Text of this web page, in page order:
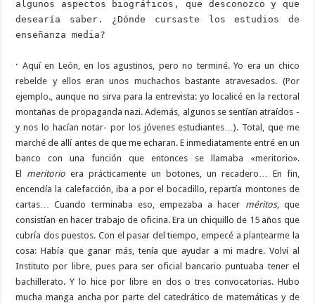
algunos aspectos biográficos, que desconozco y que
desearía saber. ¿Dónde cursaste los estudios de
enseñanza media?
· Aquí en León, en los agustinos, pero no terminé. Yo era un chico
rebelde y ellos eran unos muchachos bastante atravesados. (Por
ejemplo., aunque no sirva para la entrevista: yo localicé en la rectoral
montañas de propaganda nazi. Además, algunos se sentían atraídos -
y nos lo hacían notar- por los jóvenes estudiantes…). Total, que me
marché de allí antes de que me echaran. E inmediatamente entré en un
banco con una función que entonces se llamaba «meritorio».
El meritorioera prácticamente un botones, un recadero… En fin,
encendía la calefacción, iba a por el bocadillo, repartía montones de
cartas… Cuando terminaba eso, empezaba a hacer méritos, que
consistían en hacer trabajo de oficina. Era un chiquillo de 15 años que
cubría dos puestos. Con el pasar del tiempo, empecé a plantearme la
cosa: Había que ganar más, tenía que ayudar a mi madre. Volví al
Instituto por libre, pues para ser oficial bancario puntuaba tener el
bachillerato. Y lo hice por libre en dos o tres convocatorias. Hubo
mucha manga ancha por parte del catedrático de matemáticas y de